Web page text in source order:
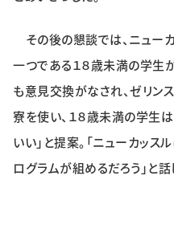
その後の懇談では、ニュー
一つである１８歳未満の学生
も意見交換がなされ、ゼリン
寮を使い、１８歳未満の学生
いい」と提案。「ニューカッ
ログラムが組めるだろう」と話